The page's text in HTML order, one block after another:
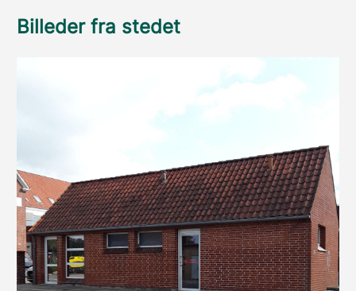
Billeder fra stedet